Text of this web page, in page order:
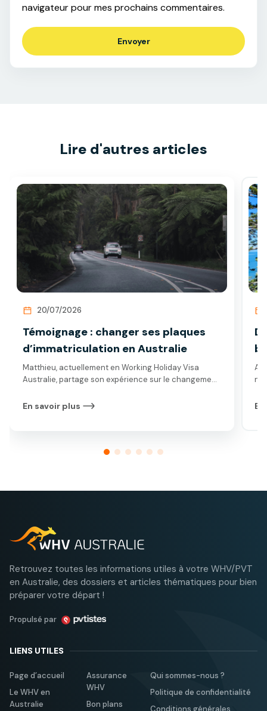
navigateur pour mes prochains commentaires.
Lire d'autres articles
20/07/2026
Témoignage : changer ses plaques
d’immatriculation en Australie
Matthieu, actuellement en Working Holiday Visa
Australie, partage son expérience sur le changement
l’État du Queensland à celui du Western Australia.
En savoir plus
Retrouvez toutes les informations utiles à votre WHV/PVT
en Australie, des dossiers et articles thématiques pour bien
préparer votre départ !
Propulsé par
LIENS UTILES
Page d’accueil
Le WHV en
Australie
Assurance
WHV
Bon plans
Qui sommes-nous ?
Politique de confidentialité
Conditions générales